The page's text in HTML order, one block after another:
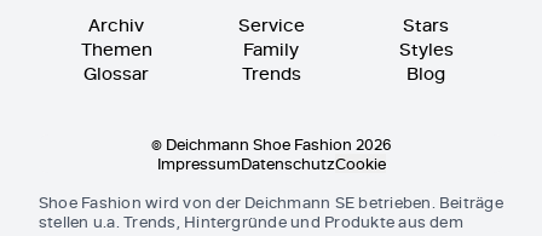
Archiv
Themen
Glossar
Service
Family
Trends
Stars
Styles
Blog
© Deichmann Shoe Fashion 2026
ImpressumDatenschutzCookie
Shoe Fashion wird von der Deichmann SE betrieben. Beiträge
stellen u.a. Trends, Hintergründe und Produkte aus dem